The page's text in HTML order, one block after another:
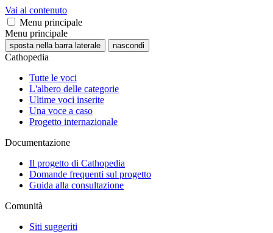
Vai al contenuto
Menu principale
Menu principale
sposta nella barra laterale nascondi
Cathopedia
Tutte le voci
L'albero delle categorie
Ultime voci inserite
Una voce a caso
Progetto internazionale
Documentazione
Il progetto di Cathopedia
Domande frequenti sul progetto
Guida alla consultazione
Comunità
Siti suggeriti